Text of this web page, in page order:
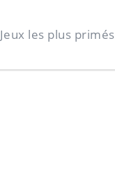
Jeux les plus primés